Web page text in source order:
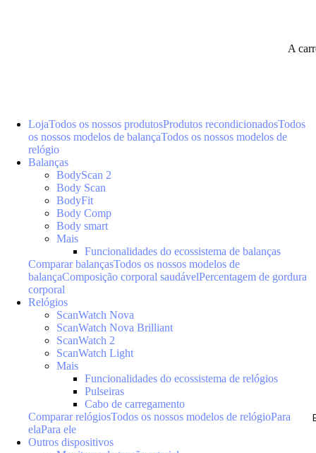
A
LojaTodos os nossos produtosProdutos recondicionadosTodos
os nossos modelos de balançaTodos os nossos modelos de
relógio
Balanças
BodyScan 2
Body Scan
BodyFit
Body Comp
Body smart
Mais
Funcionalidades do ecossistema de balanças
Comparar balançasTodos os nossos modelos de
balançaComposição corporal saudávelPercentagem de gordura
corporal
Relógios
ScanWatch Nova
ScanWatch Nova Brilliant
ScanWatch 2
ScanWatch Light
Mais
Funcionalidades do ecossistema de relógios
Pulseiras
Cabo de carregamento
Comparar relógiosTodos os nossos modelos de relógioPara
elaPara ele
Outros dispositivos